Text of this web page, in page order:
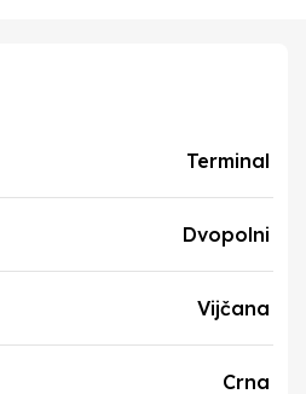
Terminal
Dvopolni
Vijčana
Crna